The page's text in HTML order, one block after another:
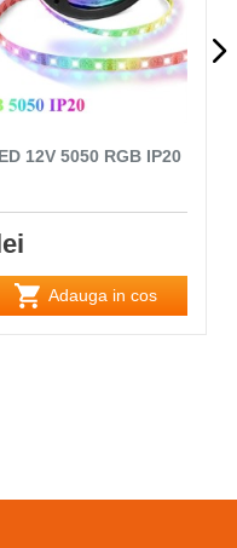
12V 5050 RGB IP20
Adauga in cos